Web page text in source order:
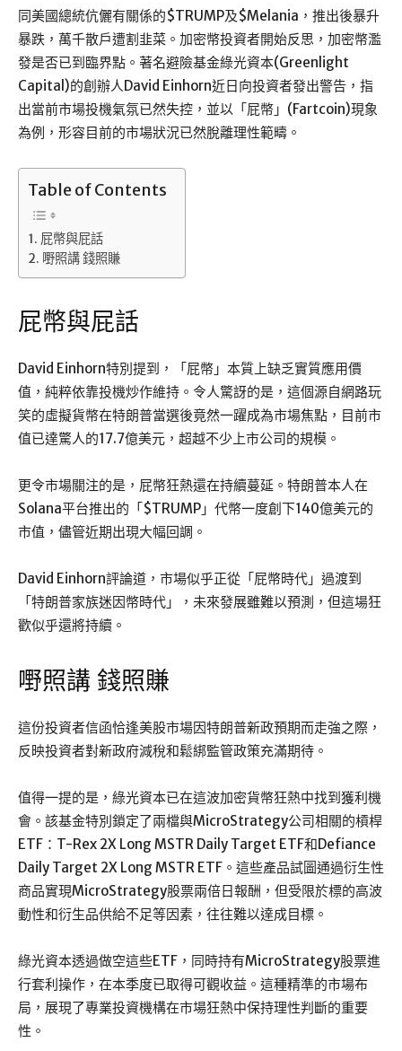
同美國總統伉儷有關係的$TRUMP及$Melania，推出後暴升
暴跌，萬千散戶遭割韭菜。加密幣投資者開始反思，加密幣濫
發是否已到臨界點。著名避險基金綠光資本(Greenlight
Capital)的創辦人David Einhorn近日向投資者發出警告，指
出當前市場投機氣氛已然失控，並以「屁幣」(Fartcoin)現象
為例，形容目前的市場狀況已然脫離理性範疇。
Table of Contents
屁幣與屁話
嘢照講 錢照賺
屁幣與屁話
David Einhorn特別提到，「屁幣」本質上缺乏實質應用價
值，純粹依靠投機炒作維持。令人驚訝的是，這個源自網路玩
笑的虛擬貨幣在特朗普當選後竟然一躍成為市場焦點，目前市
值已達驚人的17.7億美元，超越不少上市公司的規模。
更令市場關注的是，屁幣狂熱還在持續蔓延。特朗普本人在
Solana平台推出的「$TRUMP」代幣一度創下140億美元的
市值，儘管近期出現大幅回調。
David Einhorn評論道，市場似乎正從「屁幣時代」過渡到
「特朗普家族迷因幣時代」，未來發展雖難以預測，但這場狂
歡似乎還將持續。
嘢照講 錢照賺
這份投資者信函恰逢美股市場因特朗普新政預期而走強之際，
反映投資者對新政府減稅和鬆綁監管政策充滿期待。
值得一提的是，綠光資本已在這波加密貨幣狂熱中找到獲利機
會。該基金特別鎖定了兩檔與MicroStrategy公司相關的槓桿
ETF：T-Rex 2X Long MSTR Daily Target ETF和Defiance
Daily Target 2X Long MSTR ETF。這些產品試圖通過衍生性
商品實現MicroStrategy股票兩倍日報酬，但受限於標的高波
動性和衍生品供給不足等因素，往往難以達成目標。
綠光資本透過做空這些ETF，同時持有MicroStrategy股票進
行套利操作，在本季度已取得可觀收益。這種精準的市場布
局，展現了專業投資機構在市場狂熱中保持理性判斷的重要
性。